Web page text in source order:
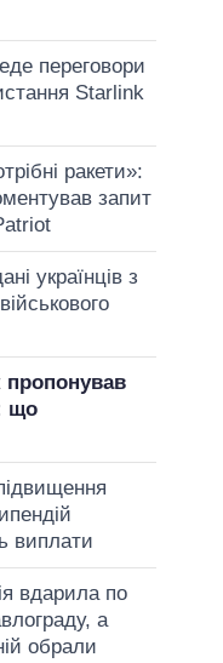
переговори
Starlink
ракети»:
запит
українців з
що
виплати
вдарила по
а
обрали